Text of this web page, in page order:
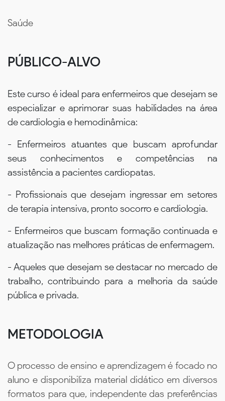
Saúde
PÚBLICO-ALVO
Este curso é ideal para enfermeiros que desejam se
especializar e aprimorar suas habilidades na área
de cardiologia e hemodinâmica:
- Enfermeiros atuantes que buscam aprofundar
seus conhecimentos e competências na
assistência a pacientes cardiopatas.
- Profissionais que desejam ingressar em setores
de terapia intensiva, pronto socorro e cardiologia.
- Enfermeiros que buscam formação continuada e
atualização nas melhores práticas de enfermagem.
- Aqueles que desejam se destacar no mercado de
trabalho, contribuindo para a melhoria da saúde
pública e privada.
METODOLOGIA
O processo de ensino e aprendizagem é focado no
aluno e disponibiliza material didático em diversos
formatos para que, independente das preferências